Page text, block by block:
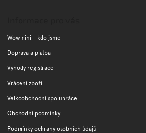
Wowmini - kdo jsme
Doprava a platba
Výhody registrace
Vrácení zboží
Velkoobchodní spolupráce
Obchodní podmínky
Podmínky ochrany osobních údajů